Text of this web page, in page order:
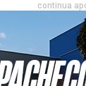
continua